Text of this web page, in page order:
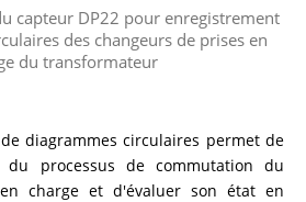
capteur DP22 pour enregistrement
des changeurs de prises en
du transformateur
diagrammes circulaires permet de
du processus de commutation du
charge et d'évaluer son état en